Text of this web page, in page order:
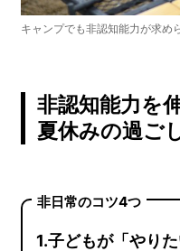
キャンプでも非認知能力が求め
非認知能力を
夏休みの過ご
非日常のコツ4つ
1.子どもが「やり